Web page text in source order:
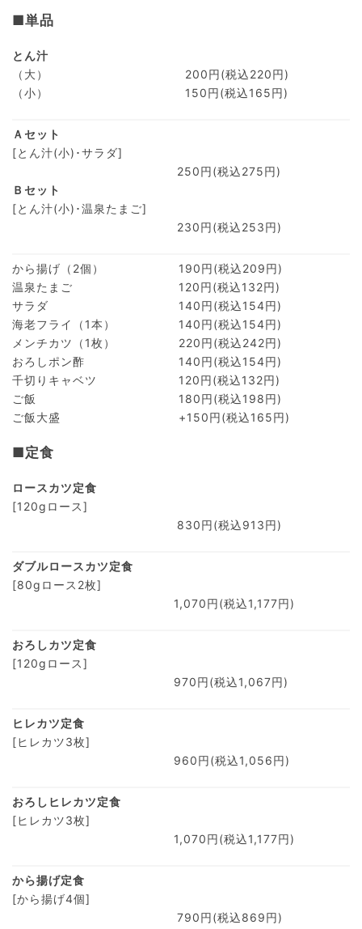
■単品
とん汁
（大）
200円(税込220円)
（小）
150円(税込165円)
Ａセット
[とん汁(小)･サラダ]
250円(税込275円)
Ｂセット
[とん汁(小)･温泉たまご]
230円(税込253円)
から揚げ（2個）
190円(税込209円)
温泉たまご
120円(税込132円)
サラダ
140円(税込154円)
海老フライ（1本）
140円(税込154円)
メンチカツ（1枚）
220円(税込242円)
おろしポン酢
140円(税込154円)
千切りキャベツ
120円(税込132円)
ご飯
180円(税込198円)
ご飯大盛
+150円(税込165円)
■定食
ロースカツ定食
[120gロース]
830円(税込913円)
ダブルロースカツ定食
[80gロース2枚]
1,070円(税込1,177円)
おろしカツ定食
[120gロース]
970円(税込1,067円)
ヒレカツ定食
[ヒレカツ3枚]
960円(税込1,056円)
おろしヒレカツ定食
[ヒレカツ3枚]
1,070円(税込1,177円)
から揚げ定食
[から揚げ4個]
790円(税込869円)